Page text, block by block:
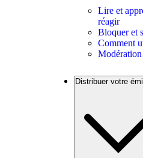
Lire et
réagir
Bloquer et
Comment
Modération
Distribuer votre